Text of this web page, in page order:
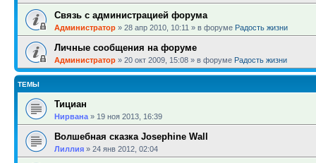
Связь с администрацией форума
Администратор » 28 апр 2010, 10:11 » в форуме Радость жизни
Личные сообщения на форуме
Администратор » 20 окт 2009, 15:08 » в форуме Радость жизни
ТЕМЫ
Тициан
Нирвана » 19 ноя 2013, 16:39
Волшебная сказка Josephine Wall
Лиллия » 24 янв 2012, 02:04